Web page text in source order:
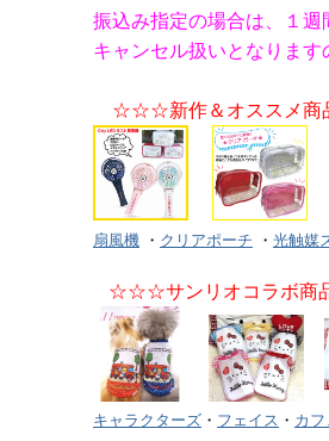
振込み指定の場合は、１
キャンセル扱いとなりま
☆☆☆新作＆オススメ
扇風機 ・ クリアポーチ ・ 光触媒
☆☆☆サンリオコラボ
キャラクターズ ・ フェイス ・ カ